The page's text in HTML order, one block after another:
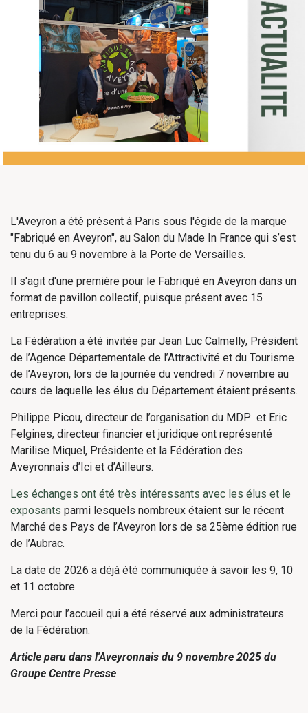
L'Aveyron a été présent à Paris sous l'égide de la marque
"Fabriqué en Aveyron", au Salon du Made In France qui s’est
tenu du 6 au 9 novembre à la Porte de Versailles.
Il s'agit d'une première pour le Fabriqué en Aveyron dans un
format de pavillon collectif, puisque présent avec 15
entreprises.
La Fédération a été invitée par Jean Luc Calmelly, Président
de l’Agence Départementale de l’Attractivité et du Tourisme
de l’Aveyron, lors de la journée du vendredi 7 novembre au
cours de laquelle les élus du Département étaient présents.
Philippe Picou, directeur de l’organisation du MDP et Eric
Felgines, directeur financier et juridique ont représenté
Marilise Miquel, Présidente et la Fédération des
Aveyronnais d’Ici et d’Ailleurs.
Les échanges ont été très intéressants avec les élus et le
exposants parmi lesquels nombreux étaient sur le récent
Marché des Pays de l’Aveyron lors de sa 25ème édition rue
de l’Aubrac.
La date de 2026 a déjà été communiquée à savoir les 9, 10
et 11 octobre.
Merci pour l’accueil qui a été réservé aux administrateurs
de la Fédération.
Article paru dans l'Aveyronnais du 9 novembre 2025 du
Groupe Centre Presse